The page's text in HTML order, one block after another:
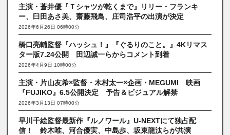
主演・蒼井優『Ｔシャツが乾くまで』リリー・フランキ
ー、臼田あさ美、齋藤飛鳥、庄司浩平の出演が決定
2026年6月26日 06時00分
橋口亮輔監督『ハッシュ！』『ぐるりのこと。』4Kリマス
ター版7.24公開 田辺誠一らからコメント到着
2026年4月9日 10時00分
主演・片山友希×監督・木村太一×企画・MEGUMI 映画
『FUJIKO』6.5公開決定 予告＆ビジュアル解禁
2026年3月13日 07時00分
早川千絵監督最新作『ルノワール』U-NEXTにて独占配
信！ 鈴木唯、河合優実、中島歩、坂東龍汰らが共演